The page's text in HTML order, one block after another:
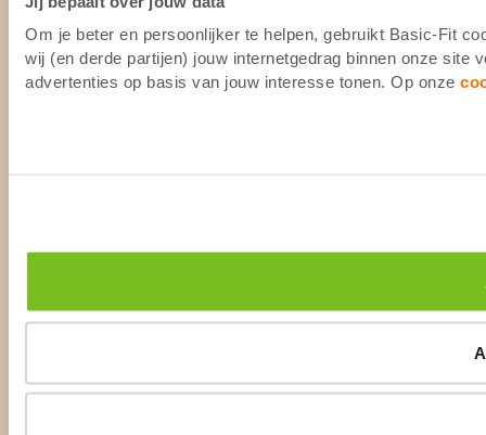
Om je beter en persoonlijker te helpen, gebruikt Basic-Fit
wij (en derde partijen) jouw internetgedrag binnen onze site
advertenties op basis van jouw interesse tonen. Op onze